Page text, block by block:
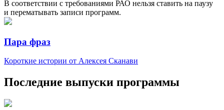
В соответствии с требованиями РАО нельзя ставить на паузу
и перематывать записи программ.
Пара фраз
Короткие истории от Алексея Сканави
Последние выпуски программы